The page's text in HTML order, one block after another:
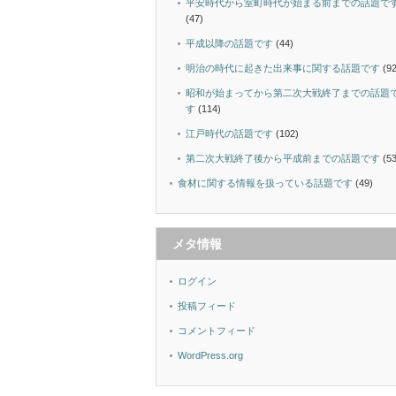
平安時代から室町時代が始まる前までの話題で
(47)
平成以降の話題です (44)
明治の時代に起きた出来事に関する話題です
昭和が始まってから第二次大戦終了までの話題
す (114)
江戸時代の話題です (102)
第二次大戦終了後から平成前までの話題です
食材に関する情報を扱っている話題です (49)
メタ情報
ログイン
投稿フィード
コメントフィード
WordPress.org